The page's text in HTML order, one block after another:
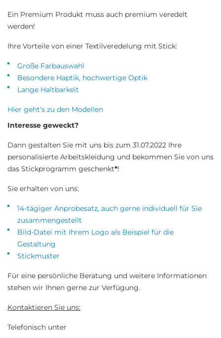
Ein Premium Produkt muss auch premium veredelt
werden!
Ihre Vorteile von einer Textilveredelung mit Stick:
Große Farbauswahl
Besondere Haptik, hochwertige Optik
Lange Haltbarkeit
Hier geht's zu den Modellen
Interesse geweckt?
Dann gestalten Sie mit uns bis zum 31.07.2022 Ihre
personalisierte Arbeitskleidung und bekommen Sie von uns
das Stickprogramm geschenkt*!
Sie erhalten von uns:
14-tägiger Anprobesatz, auch gerne individuell für Sie
zusammengestellt
Bild-Datei mit Ihrem Logo als Beispiel für die
Gestaltung
Stickmuster
Für eine persönliche Beratung und weitere Informationen
stehen wir Ihnen gerne zur Verfügung.
Kontaktieren Sie uns:
Telefonisch unter